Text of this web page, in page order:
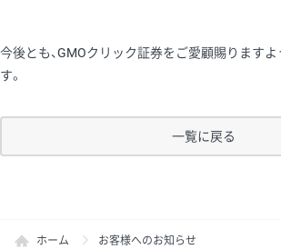
今後とも、GMOクリック証券をご愛顧賜ります
す。
一覧に戻る
ホーム お客様へのお知らせ